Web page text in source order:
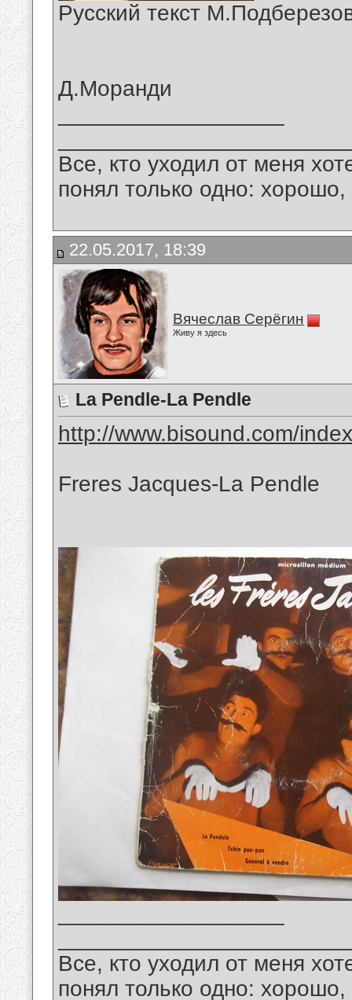
Русский текст
Д.Моранди
Все, кто уходил от меня
понял только одно:
22.05.2017, 18:39
Вячеслав Серёгин
Живу я здесь
La Pendle-La Pendle
http://www.bisound.com/
Freres Jacques-La Pendle
Все, кто уходил от меня
понял только одно: